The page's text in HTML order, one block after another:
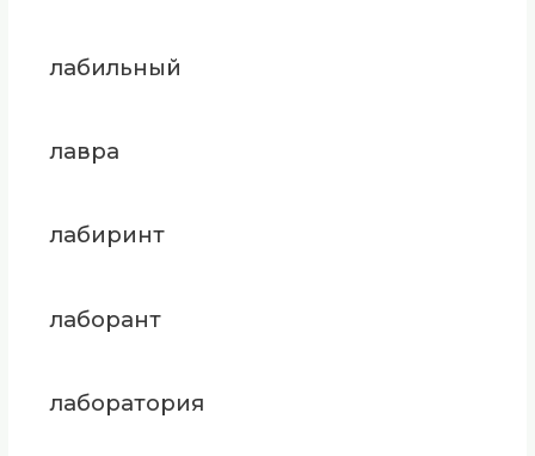
лабильный
лавра
лабиринт
лаборант
лаборатория